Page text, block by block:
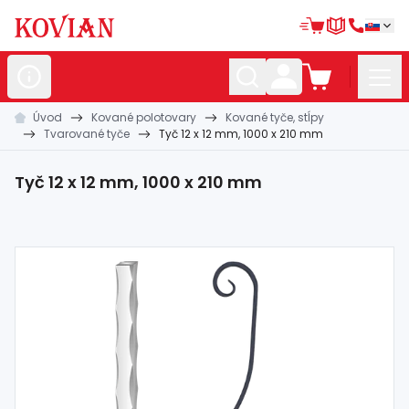
Nerezovépolotovary
Kované polotovary
systémy
záhrada
materiál
Úvod Kované polotovary
Kované tyče, stĺpy
Tvarované tyče
Tyč 12 x 12 mm, 1000 x 210 mm
Tyč 12 x 12 mm, 1000 x 210 mm